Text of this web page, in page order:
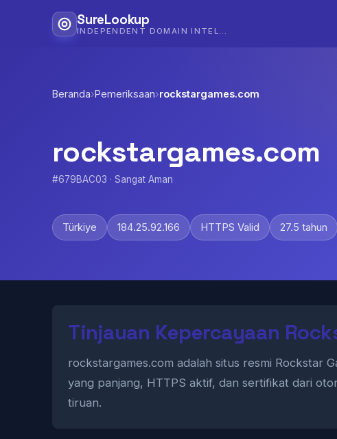
SureLookup
Beranda›Pemeriksaan›rockstargames.com
rockstargames.com
#679BAC03 · Sangat Aman
Türkiye 184.25.92.166 HTTPS Valid 27.5 tahun
Tinjauan Kepercayaan
rockstargames.com adalah situs resmi Rockstar
yang panjang, HTTPS aktif, dan sertifikat dari
tiruan.